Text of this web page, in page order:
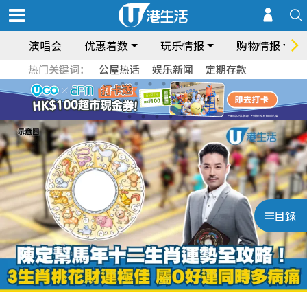
演唱会 优惠着数 玩乐情报 购物情报
热门关键词： 公屋热话 娱乐新闻 定期存款
目錄